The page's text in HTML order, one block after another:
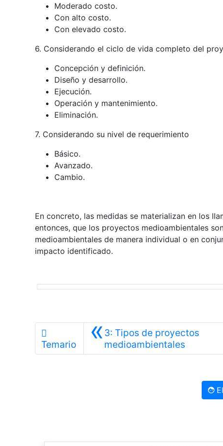
Moderado costo.
Con alto costo.
Con elevado costo.
6. Considerando el ciclo de vida completo del
Concepción y definición.
Diseño y desarrollo.
Ejecución.
Operación y mantenimiento.
Eliminación.
7. Considerando su nivel de requerimiento
Básico.
Avanzado.
Cambio.
En concreto, las medidas se materializan en los
entonces, que los proyectos medioambientales
medioambientales de manera individual o en
impacto identificado.
Temario «3: Tipos de proyectos
medioambientalesAnterior